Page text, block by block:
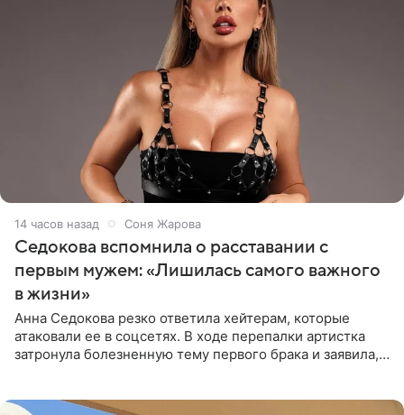
14 часов назад Соня Жарова
Седокова вспомнила о расставании с
первым мужем: «Лишилась самого важного
в жизни»
Анна Седокова резко ответила хейтерам, которые
атаковали ее в соцсетях. В ходе перепалки артистка
затронула болезненную тему первого брака и заявила,